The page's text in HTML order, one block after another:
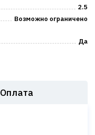
2.5
Возможно ограничено
Да
Оплата